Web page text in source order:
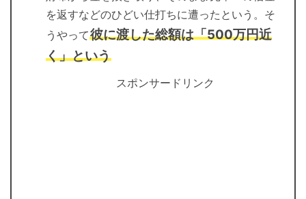
を返すなどのひどい仕打ちに遭ったという。そ
うやって彼に渡した総額は「500万円近
く」という
スポンサードリンク